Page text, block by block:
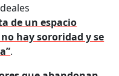
de un espacio
hay sororidad y se
.